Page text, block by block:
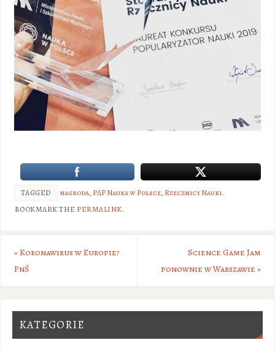
TAGGED nagroda, PAP Nauka w Polsce, Rzecznicy Nauki.
BOOKMARK THE PERMALINK.
«Koronawirus w Europie?
PnŚ
Science Game Jam
ponownie w Warszawie»
KATEGORIE